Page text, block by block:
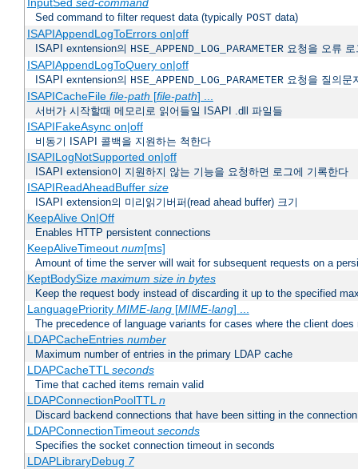
InputSed sed-command
Sed command to filter request data (typically POST data)
ISAPIAppendLogToErrors on|off
ISAPI exntension의 HSE_APPEND_LOG_PARAMETER 요청을 오류
ISAPIAppendLogToQuery on|off
ISAPI exntension의 HSE_APPEND_LOG_PARAMETER 요청을 질의문
ISAPICacheFile file-path [file-path] ...
서버가 시작할때 메모리로 읽어들일 ISAPI .dll 파일들
ISAPIFakeAsync on|off
비동기 ISAPI 콜백을 지원하는 척한다
ISAPILogNotSupported on|off
ISAPI extension이 지원하지 않는 기능을 요청하면 로그에 기록한다
ISAPIReadAheadBuffer size
ISAPI extension의 미리읽기버퍼(read ahead buffer) 크기
KeepAlive On|Off
Enables HTTP persistent connections
KeepAliveTimeout num[ms]
Amount of time the server will wait for subsequent requests on a
KeptBodySize maximum size in bytes
Keep the request body instead of discarding it up to the specified
LanguagePriority MIME-lang[MIME-lang] ...
The precedence of language variants for cases where the client
LDAPCacheEntries number
Maximum number of entries in the primary LDAP cache
LDAPCacheTTLseconds
Time that cached items remain valid
LDAPConnectionPoolTTLn
Discard backend connections that have been sitting in the
LDAPConnectionTimeout seconds
Specifies the socket connection timeout in seconds
LDAPLibraryDebug 7